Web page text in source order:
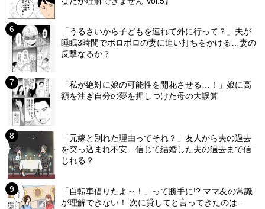
「うるさいから子どもを連れて外に行って？」夫が
睡眠3時間でボロボロの妻に追い打ちをかける…妻の
反撃なるか？
「私が絶対に娘の可能性を開花させる…！」娘に高
額を注ぎ自分の夢を押しつけた母の大誤算
「元嫁と別れた理由ってそれ？」友人から夫の過去
を突っ込まれ不安…信じて結婚した夫の過去まで信
じれる？
「自転車借りたよ～！」って勝手に!? ママ友の常識
が理解できない！ 次に貸してと言ってきたのは…